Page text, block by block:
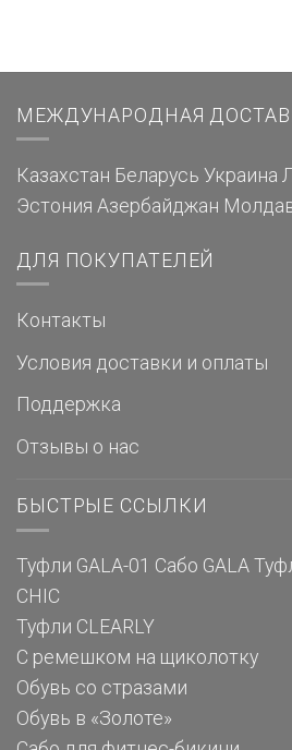
МЕЖДУНАРОДНАЯ
Казахстан Беларусь Украина
Эстония Азербайджан
ДЛЯ ПОКУПАТЕЛЕЙ
Контакты
Условия доставки и оплаты
Поддержка
Отзывы о нас
БЫСТРЫЕ ССЫЛКИ
Туфли GALA-01 Сабо GALA
CHIC
Туфли CLEARLY
С ремешком на щиколотку
Обувь со стразами
Обувь в «Золоте»